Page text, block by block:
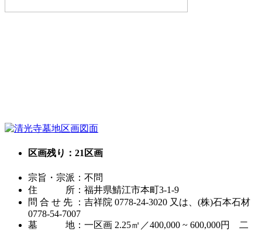
区画残り：21区画
宗旨・宗派：不問
住 所：福井県鯖江市本町3-1-9
問 合 せ 先 ：吉祥院 0778-24-3020 又は、(株)石本石材
0778-54-7007
墓 地：一区画 2.25㎡／400,000 ~ 600,000円 二